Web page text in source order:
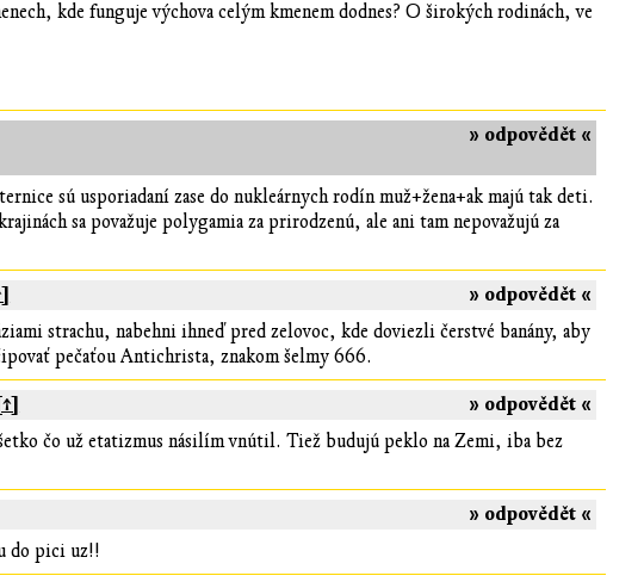
kde funguje výchova celým kmenem dodnes? O širokých rodinách, ve
» odpovědět «
sú usporiadaní zase do nukleárnych rodín muž+žena+ak majú tak deti.
sa považuje polygamia za prirodzenú, ale ani tam nepovažujú za
» odpovědět «
strachu, nabehni ihneď pred zelovoc, kde doviezli čerstvé banány, aby
pečaťou Antichrista, znakom šelmy 666.
» odpovědět «
[↑]
čo už etatizmus násilím vnútil. Tiež budujú peklo na Zemi, iba bez
» odpovědět «
do pici uz!!